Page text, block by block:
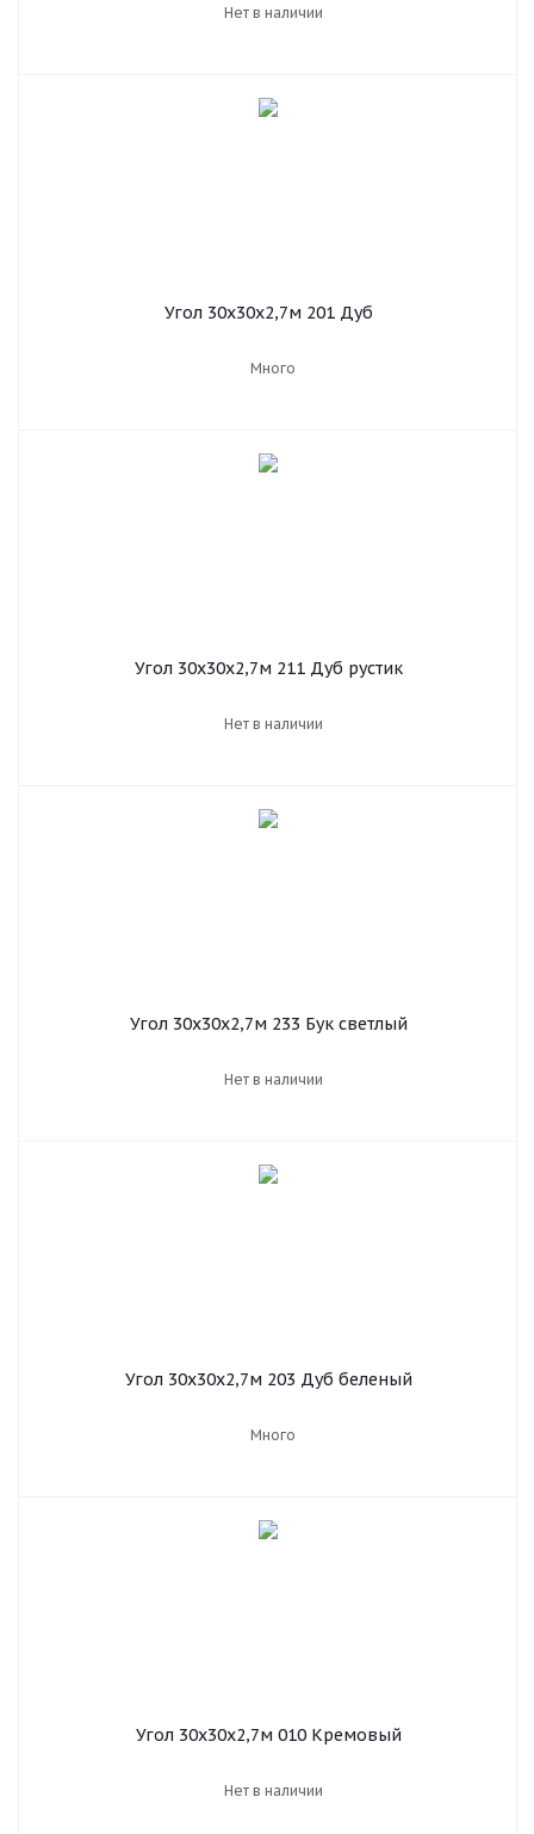
Нет в наличии
Угол 30х30х2,7м 201 Дуб
Много
Угол 30х30х2,7м 211 Дуб рустик
Нет в наличии
Угол 30х30х2,7м 233 Бук светлый
Нет в наличии
Угол 30х30х2,7м 203 Дуб беленый
Много
Угол 30х30х2,7м 010 Кремовый
Нет в наличии